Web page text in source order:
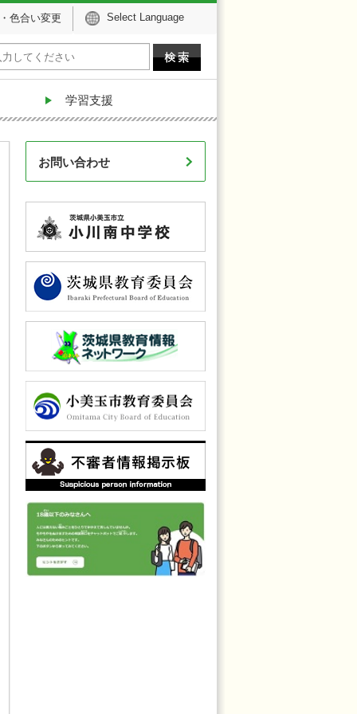
色合い変更 Select Language
学習支援
お問い合わせ